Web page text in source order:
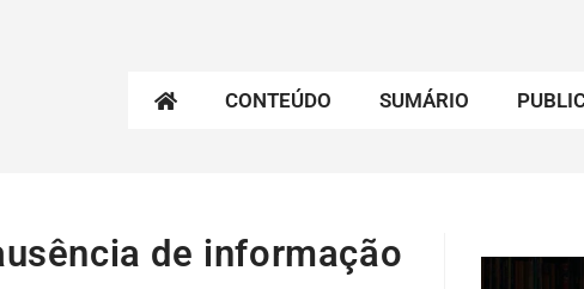
CONTEÚDO SUMÁRIO
de informação